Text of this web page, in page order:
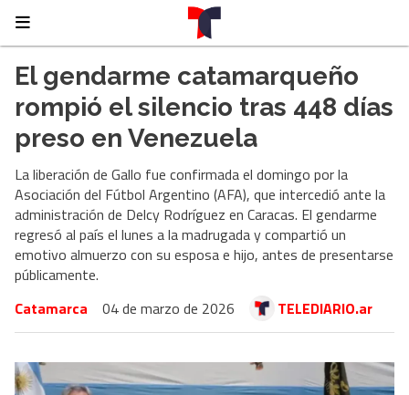
El gendarme catamarqueño
rompió el silencio tras 448 días
preso en Venezuela
La liberación de Gallo fue confirmada el domingo por la
Asociación del Fútbol Argentino (AFA), que intercedió ante la
administración de Delcy Rodríguez en Caracas. El gendarme
regresó al país el lunes a la madrugada y compartió un
emotivo almuerzo con su esposa e hijo, antes de presentarse
públicamente.
Catamarca
04 de marzo de 2026 TELEDIARIO.ar